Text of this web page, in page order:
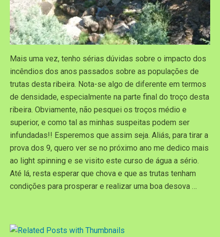
Mais uma vez, tenho sérias dúvidas sobre o impacto dos
incêndios dos anos passados sobre as populações de
trutas desta ribeira. Nota-se algo de diferente em termos
de densidade, especialmente na parte final do troço desta
ribeira. Obviamente, não pesquei os troços médio e
superior, e como tal as minhas suspeitas podem ser
infundadas!! Esperemos que assim seja. Aliás, para tirar a
prova dos 9, quero ver se no próximo ano me dedico mais
ao light spinning e se visito este curso de água a sério.
Até lá, resta esperar que chova e que as trutas tenham
condições para prosperar e realizar uma boa desova …